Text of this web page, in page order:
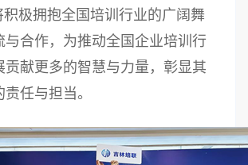
积极拥抱全国培训行业的广阔舞
与合作，为推动全国企业培训行
贡献更多的智慧与力量，彰显其
任与担当。